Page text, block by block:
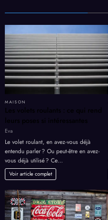
MAISON
Les volets roulants : ce qui rend
leurs poses si intéressantes
Eva
Le volet roulant, en avez-vous déjà
entendu parler ? Ou peut-être en avez-
vous déjà utilisé ? Ce…
Voir article complet